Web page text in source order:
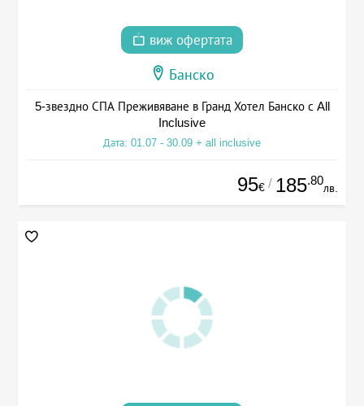
виж офертата
Банско
5-звездно СПА Преживяване в Гранд Хотел Банско с All
Inclusive
Дата: 01.07 - 30.09 + all inclusive
95€ / 185.80
лв.